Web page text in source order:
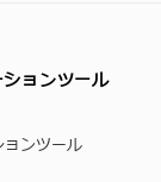
ョンツール
ンツール